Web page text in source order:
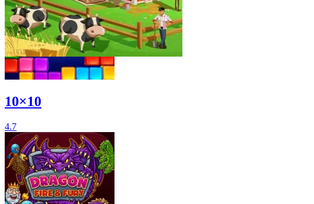
10×10
4.7